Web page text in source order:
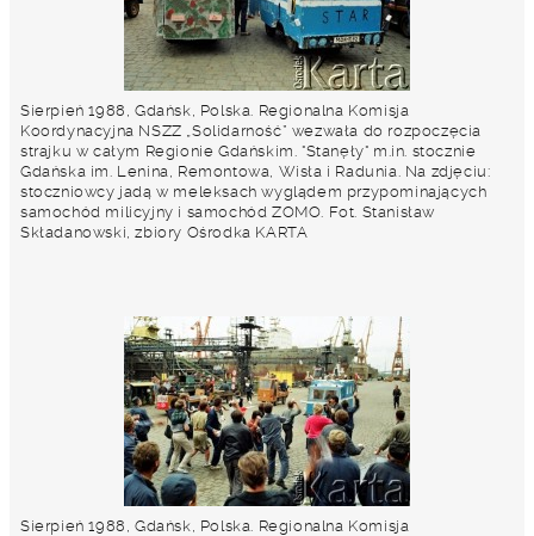
Sierpień 1988, Gdańsk, Polska. Regionalna Komisja
Koordynacyjna NSZZ „Solidarność” wezwała do rozpoczęcia
strajku w całym Regionie Gdańskim. "Stanęły" m.in. stocznie
Gdańska im. Lenina, Remontowa, Wisła i Radunia. Na zdjęciu:
stoczniowcy jadą w meleksach wyglądem przypominających
samochód milicyjny i samochód ZOMO. Fot. Stanisław
Składanowski, zbiory Ośrodka KARTA
Sierpień 1988, Gdańsk, Polska. Regionalna Komisja